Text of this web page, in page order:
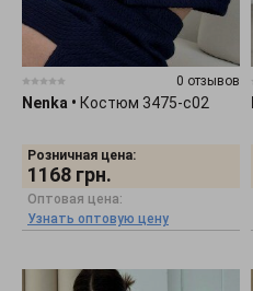
0 отзывов
Nenka • Костюм 3475-c02
Розничная цена:
1168 грн.
Оптовая цена:
Узнать оптовую цену